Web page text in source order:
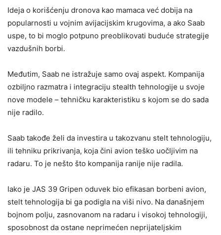
Ideja o korišćenju dronova kao mamaca već dobija na
popularnosti u vojnim avijacijskim krugovima, a ako Saab
uspe, to bi moglo potpuno preoblikovati buduće strategije
vazdušnih borbi.
Međutim, Saab ne istražuje samo ovaj aspekt. Kompanija
ozbiljno razmatra i integraciju stealth tehnologije u svoje
nove modele – tehničku karakteristiku s kojom se do sada
nije radilo.
Saab takođe želi da investira u takozvanu stelt tehnologiju,
ili tehniku prikrivanja, koja čini avion teško uočljivim na
radaru. To je nešto što kompanija ranije nije radila.
Iako je JAS 39 Gripen oduvek bio efikasan borbeni avion,
stelt tehnologija bi ga podigla na viši nivo. Na današnjem
bojnom polju, zasnovanom na radaru i visokoj tehnologiji,
sposobnost da ostane neprimećen neprijateljskim